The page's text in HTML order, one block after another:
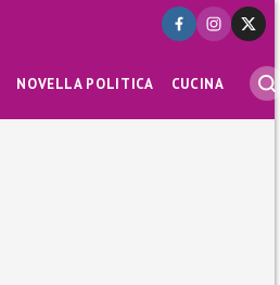
NOVELLA POLITICA CUCINA